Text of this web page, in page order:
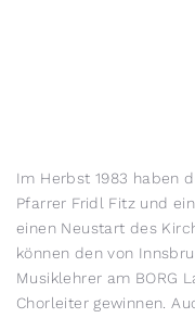
Im Herbst 1983 haben
Pfarrer Fridl Fitz und
einen Neustart des
können den von
Musiklehrer am BORG
Chorleiter gewinnen.